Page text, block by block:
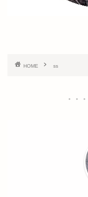
HOME ss